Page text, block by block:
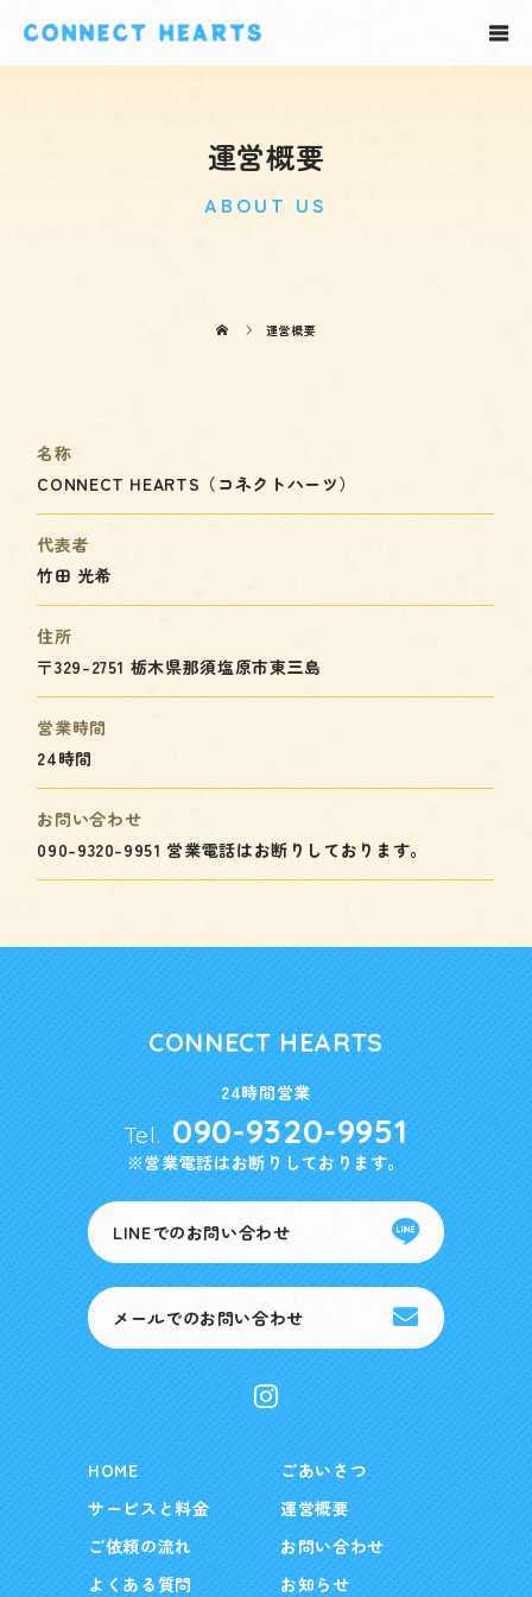
運営概要
ABOUT US
運営概要
名称
CONNECT HEARTS（コネクトハーツ）
代表者
竹田 光希
住所
〒329-2751 栃木県那須塩原市東三島
営業時間
24時間
お問い合わせ
090-9320-9951 営業電話はお断りしております。
CONNECT HEARTS
24時間営業
Tel. 090-9320-9951
※営業電話はお断りしております。
LINEでのお問い合わせ
メールでのお問い合わせ
HOME
サービスと料金
ご依頼の流れ
よくある質問
ごあいさつ
運営概要
お問い合わせ
お知らせ